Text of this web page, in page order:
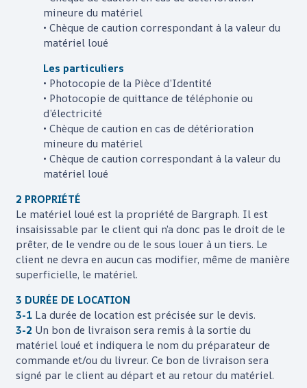
mineure du matériel
• Chèque de caution correspondant à la valeur du
matériel loué
Les particuliers
• Photocopie de la Pièce d’Identité
• Photocopie de quittance de téléphonie ou
d’électricité
• Chèque de caution en cas de détérioration
mineure du matériel
• Chèque de caution correspondant à la valeur du
matériel loué
2 PROPRIÉTÉ
Le matériel loué est la propriété de Bargraph. Il est
insaisissable par le client qui n’a donc pas le droit de le
prêter, de le vendre ou de le sous louer à un tiers. Le
client ne devra en aucun cas modifier, même de manière
superficielle, le matériel.
3 DURÉE DE LOCATION
3-1 La durée de location est précisée sur le devis.
3-2 Un bon de livraison sera remis à la sortie du
matériel loué et indiquera le nom du préparateur de
commande et/ou du livreur. Ce bon de livraison sera
signé par le client au départ et au retour du matériel.